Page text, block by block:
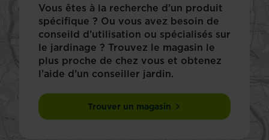
Vous êtes à la recherche d’un produit
spécifique ? Ou vous avez besoin de
conseild d’utilisation ou spécialisés sur
le jardinage ? Trouvez le magasin le
plus proche de chez vous et obtenez
l’aide d’un conseiller jardin.
Trouver un magasin